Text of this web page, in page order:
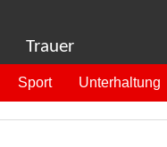
Trauer
Sport Unterhaltung